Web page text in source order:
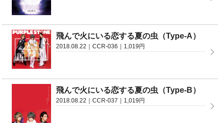
飛んで火にいる恋する夏の虫（Type-A）
2018.08.22｜CCR-036｜1,019円
飛んで火にいる恋する夏の虫（Type-B）
2018.08.22｜CCR-037｜1,019円